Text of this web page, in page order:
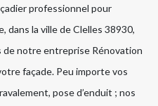
professionnel pour
dans la ville de Clelles 38930,
de notre entreprise Rénovation
façade. Peu importe vos
pose d’enduit ; nos